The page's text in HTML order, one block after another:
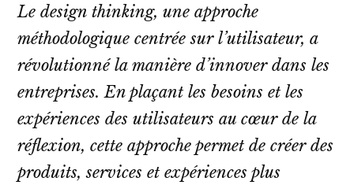
Le design thinking, une approche
méthodologique centrée sur l’utilisateur, a
révolutionné la manière d’innover dans les
entreprises. En plaçant les besoins et les
expériences des utilisateurs au cœur de la
réflexion, cette approche permet de créer des
produits, services et expériences plus